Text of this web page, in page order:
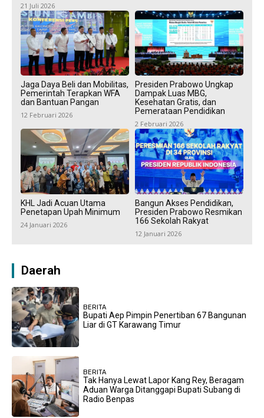
21 Juli 2026
Jaga Daya Beli dan Mobilitas,
Pemerintah Terapkan WFA
dan Bantuan Pangan
12 Februari 2026
Presiden Prabowo Ungkap
Dampak Luas MBG,
Kesehatan Gratis, dan
Pemerataan Pendidikan
2 Februari 2026
KHL Jadi Acuan Utama
Penetapan Upah Minimum
24 Januari 2026
Bangun Akses Pendidikan,
Presiden Prabowo Resmikan
166 Sekolah Rakyat
12 Januari 2026
Daerah
BERITA
Bupati Aep Pimpin Penertiban 67 Bangunan
Liar di GT Karawang Timur
BERITA
Tak Hanya Lewat Lapor Kang Rey, Beragam
Aduan Warga Ditanggapi Bupati Subang di
Radio Benpas